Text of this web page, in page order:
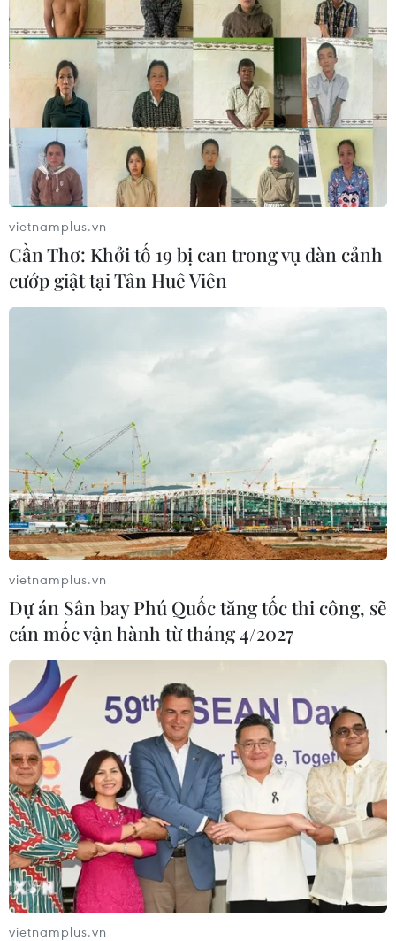
vietnamplus.vn
Cần Thơ: Khởi tố 19 bị can trong vụ dàn cảnh
cướp giật tại Tân Huê Viên
vietnamplus.vn
Dự án Sân bay Phú Quốc tăng tốc thi công, sẽ
cán mốc vận hành từ tháng 4/2027
vietnamplus.vn